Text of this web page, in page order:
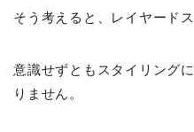
そう考えると、レイヤード
意識せずともスタイリング
りません。